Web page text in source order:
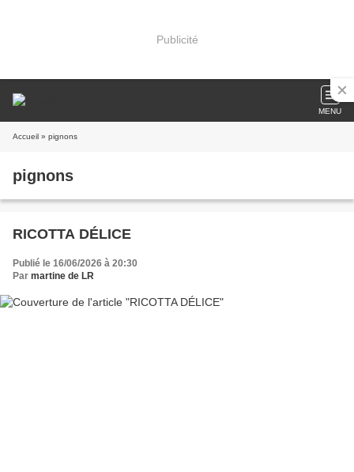
Publicité
MENU
Accueil » pignons
pignons
RICOTTA DÉLICE
Publié le 16/06/2026 à 20:30
Par martine de LR